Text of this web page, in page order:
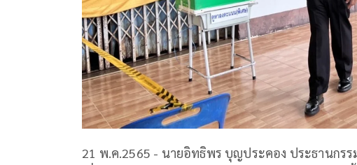
21 พ.ค.2565 - นายอิทธิพร บุญประคอง ประธานกร